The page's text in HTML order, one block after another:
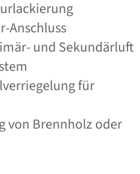
Anschluss
und Sekundärluft
für
von Brennholz oder